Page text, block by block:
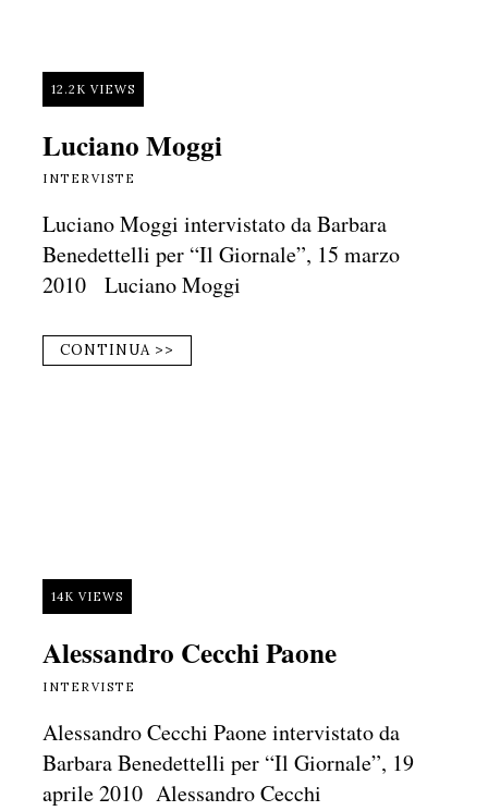
12.2K VIEWS
Luciano Moggi
INTERVISTE
Luciano Moggi intervistato da Barbara
Benedettelli per “Il Giornale”, 15 marzo
2010 Luciano Moggi
CONTINUA >>
14K VIEWS
Alessandro Cecchi Paone
INTERVISTE
Alessandro Cecchi Paone intervistato da
Barbara Benedettelli per “Il Giornale”, 19
aprile 2010 Alessandro Cecchi